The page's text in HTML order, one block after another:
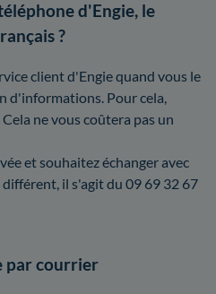
d'Engie, le
?
client d'Engie quand vous le
d'informations. Pour cela,
ne vous coûtera pas un
et souhaitez échanger avec
différent, il s'agit du 09 69 32 67
par courrier